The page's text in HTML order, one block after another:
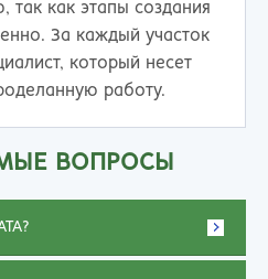
так как этапы создания
За каждый участок
который несет
работу.
ВОПРОСЫ